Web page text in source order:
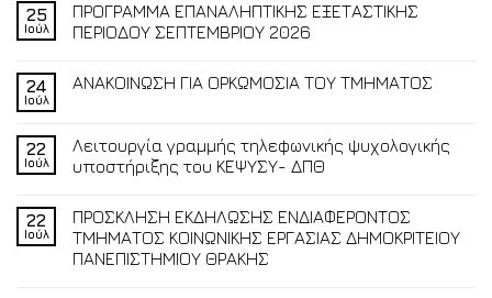
25
Ιούλ
ΠΡΟΓΡΑΜΜΑ ΕΠΑΝΑΛΗΠΤΙΚΗΣ ΕΞΕΤΑΣΤΙΚΗΣ
ΠΕΡΙΟΔΟΥ ΣΕΠΤΕΜΒΡΙΟΥ 2026
24
Ιούλ
ΑΝΑΚΟΙΝΩΣΗ ΓΙΑ ΟΡΚΩΜΟΣΙΑ ΤΟΥ ΤΜΗΜΑΤΟΣ
22
Ιούλ
Λειτουργία γραμμής τηλεφωνικής ψυχολογικής
υποστήριξης του ΚΕΨΥΣΥ- ΔΠΘ
22
Ιούλ
ΠΡΟΣΚΛΗΣΗ ΕΚΔΗΛΩΣΗΣ ΕΝΔΙΑΦΕΡΟΝΤΟΣ
ΤΜΗΜΑΤΟΣ ΚΟΙΝΩΝΙΚΗΣ ΕΡΓΑΣΙΑΣ ΔΗΜΟΚΡΙΤΕΙΟΥ
ΠΑΝΕΠΙΣΤΗΜΙΟΥ ΘΡΑΚΗΣ